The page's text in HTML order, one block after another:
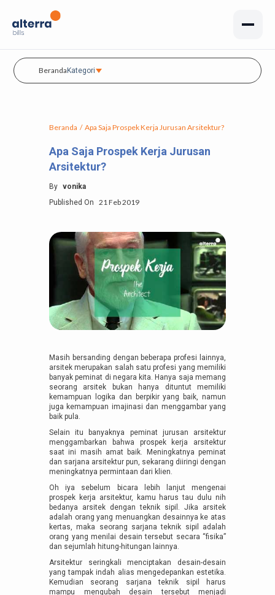
BerandaKategori
Beranda / Apa Saja Prospek Kerja Jurusan Arsitektur?
Apa Saja Prospek Kerja Jurusan
Arsitektur?
By vonika
Published On
21 Feb 2019
Masih bersanding dengan beberapa profesi lainnya,
arsitek merupakan salah satu profesi yang memiliki
banyak peminat di negara kita. Hanya saja memang
seorang arsitek bukan hanya dituntut memiliki
kemampuan logika dan berpikir yang baik, namun
juga kemampuan imajinasi dan menggambar yang
baik pula.
Selain itu banyaknya peminat jurusan arsitektur
menggambarkan bahwa prospek kerja arsitektur
saat ini masih amat baik. Meningkatnya peminat
dan sarjana arsitektur pun, sekarang diiringi dengan
meningkatnya permintaan dari klien.
Oh iya sebelum bicara lebih lanjut mengenai
prospek kerja arsitektur, kamu harus tau dulu nih
bedanya arsitek dengan teknik sipil. Jika arsitek
adalah orang yang menuangkan desainnya ke atas
kertas, maka seorang sarjana teknik sipil adalah
orang yang menilai desain tersebut secara “fisika”
dan sejumlah hitung-hitungan lainnya.
Arsitektur seringkali menciptakan desain-desain
yang tampak indah alias mengedepankan estetika.
Kemudian seorang sarjana teknik sipil harus
mampu mengubah desain tersebut menjadi